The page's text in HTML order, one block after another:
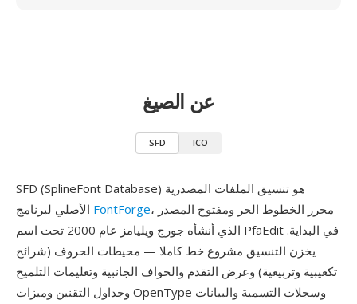
عن الصيغ
SFD ICO
SFD (SplineFont Database) هو تنسيق الملفات المصدرية
FontForge، محرر الخطوط الحر ومفتوح المصدر
الذي أنشأه جورج ويليامز عام 2000 تحت اسم PfaEdit في البداية.
يخزن التنسيق مشروع خط كاملا — محيطات الحروف (شرائح
تكعيبية وتربيعية) وعرض التقدم والحواف الجانبية وتعليمات التلميح
وجداول التقنين وميزات OpenType وسجلات التسمية والبيانات